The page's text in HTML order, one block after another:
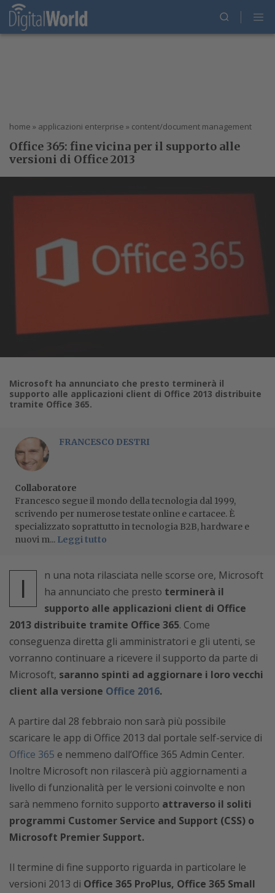
home » applicazioni enterprise » content/document management
Office 365: fine vicina per il supporto alle
versioni di Office 2013
Microsoft ha annunciato che presto terminerà il
supporto alle applicazioni client di Office 2013 distribuite
tramite Office 365.
FRANCESCO DESTRI
Collaboratore
Francesco segue il mondo della tecnologia dal 1999,
scrivendo per numerose testate online e cartacee. È
specializzato soprattutto in tecnologia B2B, hardware e
nuovi m... Leggi tutto
I
n una nota rilasciata nelle scorse ore, Microsoft
ha annunciato che presto terminerà il
supporto alle applicazioni client di Office
2013 distribuite tramite Office 365. Come
conseguenza diretta gli amministratori e gli utenti, se
vorranno continuare a ricevere il supporto da parte di
Microsoft, saranno spinti ad aggiornare i loro vecchi
client alla versione Office 2016.
A partire dal 28 febbraio non sarà più possibile
scaricare le app di Office 2013 dal portale self-service di
Office 365 e nemmeno dall’Office 365 Admin Center.
Inoltre Microsoft non rilascerà più aggiornamenti a
livello di funzionalità per le versioni coinvolte e non
sarà nemmeno fornito supporto attraverso il soliti
programmi Customer Service and Support (CSS) o
Microsoft Premier Support.
Il termine di fine supporto riguarda in particolare le
versioni 2013 di Office 365 ProPlus, Office 365 Small